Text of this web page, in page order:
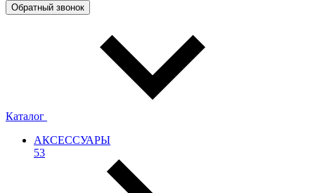
Обратный звонок
Каталог
АКСЕССУАРЫ
53